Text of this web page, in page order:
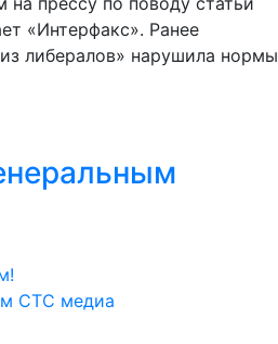
«Интерфакс». Ранее
либералов» нарушила нормы